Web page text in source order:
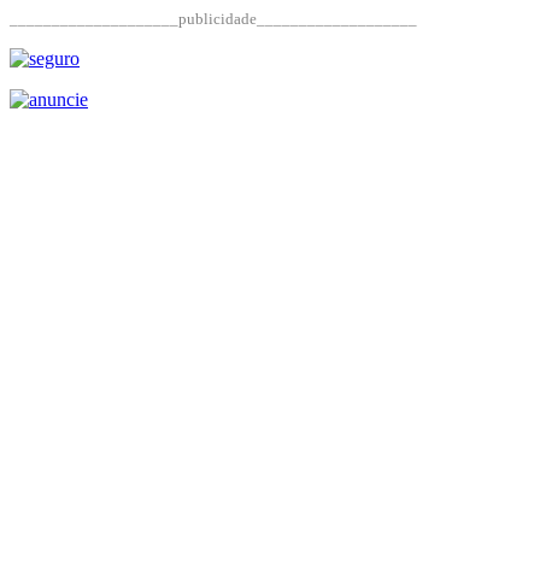
____________________publicidade___________________